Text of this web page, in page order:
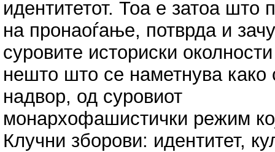
идентитетот. Тоа е затоа што
на пронаоѓање, потврда и
суровите историски
нешто што се наметнува како
надвор, од суровиот
монархофашистички режим
Клучни зборови: идентитет,